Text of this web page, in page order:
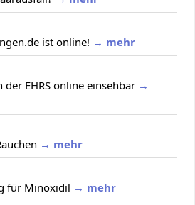
ist online! → mehr
EHRS online einsehbar →
→ mehr
für Minoxidil → mehr